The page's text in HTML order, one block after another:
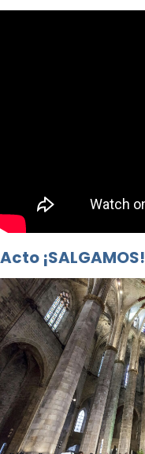
Acto ¡SALGAMOS!